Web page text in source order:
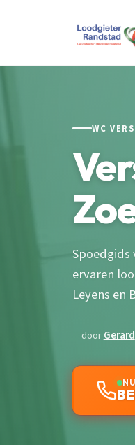
WC
ervaren
Leyens en
doorGerard